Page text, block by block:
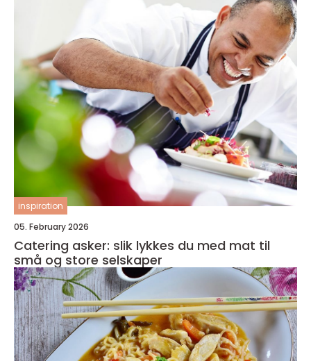
inspiration
05. February 2026
Catering asker: slik lykkes du med mat til
små og store selskaper